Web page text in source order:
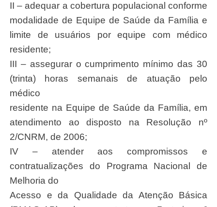
II – adequar a cobertura populacional conforme
modalidade de Equipe de Saúde da Família e
limite de usuários por equipe com médico
residente;
III – assegurar o cumprimento mínimo das 30
(trinta) horas semanais de atuação pelo
médico
residente na Equipe de Saúde da Família, em
atendimento ao disposto na Resolução nº
2/CNRM, de 2006;
IV – atender aos compromissos e
contratualizações do Programa Nacional de
Melhoria do
Acesso e da Qualidade da Atenção Básica